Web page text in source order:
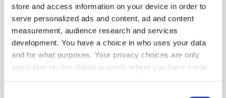
store and access information on your device in order to
serve personalized ads and content, ad and content
measurement, audience research and services
development. You have a choice in who uses your data
and for what purposes. Your privacy choices are only
applicable on this digital property where you have made